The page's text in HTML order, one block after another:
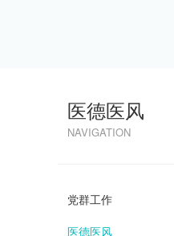
医德医风
NAVIGATION
党群工作
医德医风